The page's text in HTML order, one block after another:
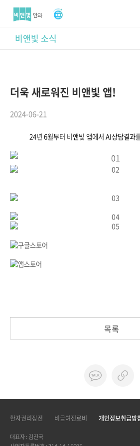
비앤빛 소식
더욱 새로워진 비앤빛 앱!
2024-06-21
24년 6월부터 비앤빛 앱에서 AI상담결과
목록
환자권리장전 비급여진료비 개인정보취급방
대표자 : 김진국